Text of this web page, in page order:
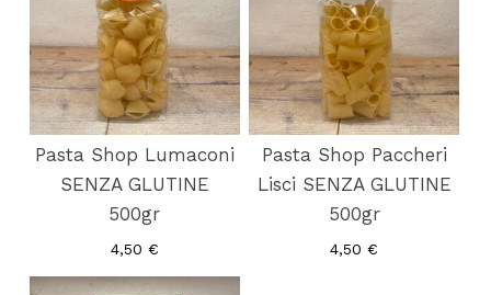
Pasta Shop Lumaconi
SENZA GLUTINE
500gr
4,50 €
Pasta Shop Paccheri
Lisci SENZA GLUTINE
500gr
4,50€